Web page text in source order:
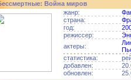
Война миров
жанр:
страна:
год:
режиссер:
актеры:
статистика:
добавлен:
обновлен: